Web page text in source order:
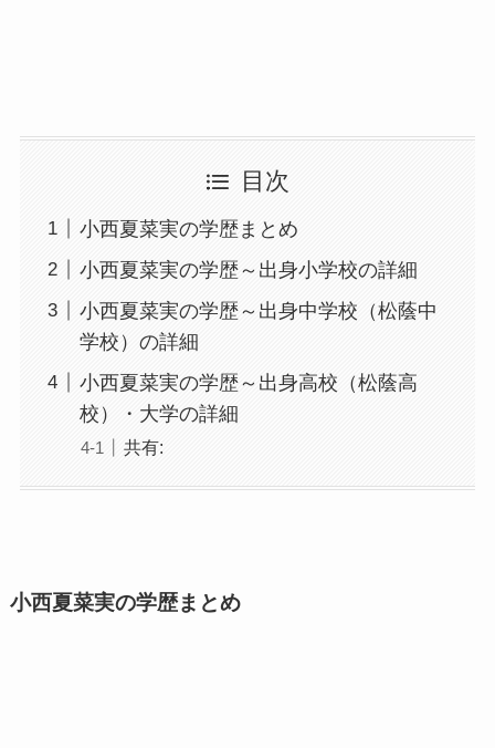
目次
小西夏菜実の学歴まとめ
小西夏菜実の学歴～出身小学校の詳細
小西夏菜実の学歴～出身中学校（松蔭中
学校）の詳細
小西夏菜実の学歴～出身高校（松蔭高
校）・大学の詳細
共有:
小西夏菜実の学歴まとめ